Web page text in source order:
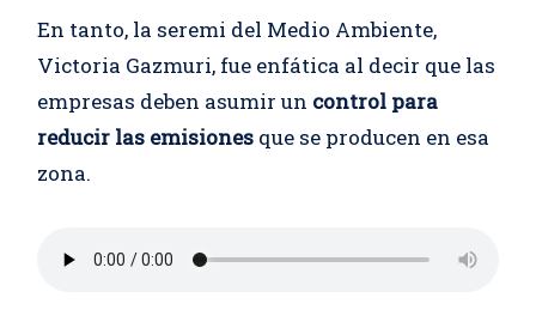
En tanto, la seremi del Medio Ambiente,
Victoria Gazmuri, fue enfática al decir que las
empresas deben asumir un control para
reducir las emisiones que se producen en esa
zona.